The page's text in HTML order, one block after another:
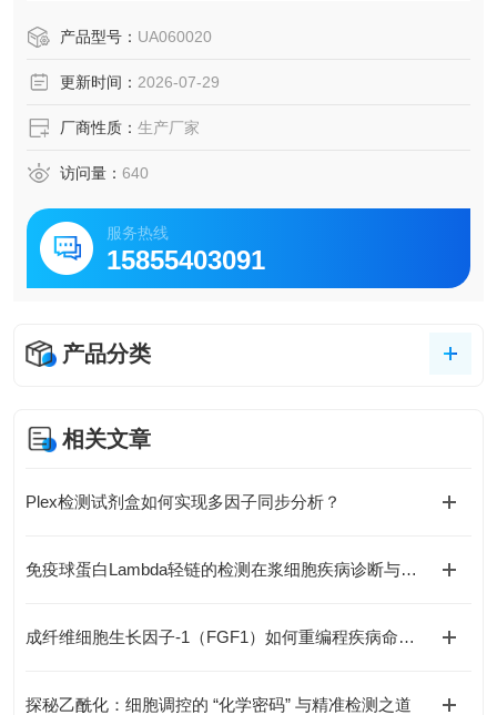
产品型号： UA060020
更新时间： 2026-07-29
厂商性质： 生产厂家
访问量： 640
服务热线
15855403091
产品分类
相关文章
Plex检测试剂盒如何实现多因子同步分析？
免疫球蛋白Lambda轻链的检测在浆细胞疾病诊断与鉴别中有何价值？
成纤维细胞生长因子-1（FGF1）如何重编程疾病命运与国自然研究新范式
探秘乙酰化：细胞调控的 “化学密码” 与精准检测之道